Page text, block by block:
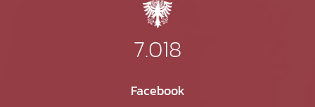
7.018
Facebook